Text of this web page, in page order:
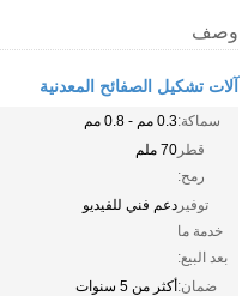
الصفائح المعدنية
دعم فني للفيديو
أكثر من 5 سنوات